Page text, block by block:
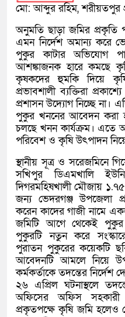
মো: আব্দুর রহিম, শরীয়তপুর
অনুমতি ছাড়া জমির প্রকৃতি
এমন নির্দেশ অমান্য করে
পুকুর কাটার অভিযোগ
আশঙ্কাজনক হারে কমছে
কৃষকদের হুমকি দিয়ে
প্রভাবশালী ব্যক্তিরা
প্রশাসন উদ্যোগ নিচ্ছে না।
পুকুর খননের আবেদন করা
চলছে খনন কার্যক্রম। এতে
পরিবেশ ও কৃষি উৎপাদন
স্থানীয় সূত্র ও সরেজমিনে
সখিপুর ডিএমখালি
দিগরমহিষখালী মৌজায়
জন্য ভেদরগঞ্জ উপজেলা
করেন কাদের গাজী নামে
জমিটি আগে থেকেই পুকুর
পুকুরটি নতুন করে
পুরাতন পুকুরের কয়েকটি
আবেদনটি আমলে নিয়ে
কর্মকর্তাকে তদন্তের নির্দেশ
২৬ এপ্রিল ঘটনাস্থলে
অফিসের অফিস সহকারী
প্রকৃতপক্ষে কৃষি জমি হলেও